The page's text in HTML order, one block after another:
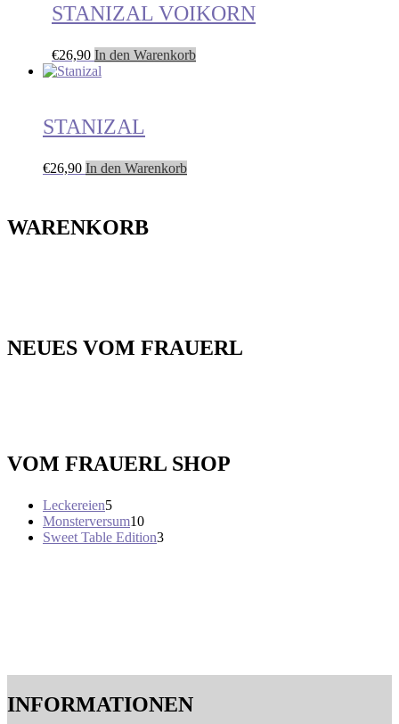
STANIZAL VOIKORN
€26,90 In den Warenkorb
STANIZAL
€26,90 In den Warenkorb
WARENKORB
NEUES VOM FRAUERL
VOM FRAUERL SHOP
Leckereien55
Produkte
Monsterversum1010
Produkte
Sweet Table Edition33
INFORMATIONEN